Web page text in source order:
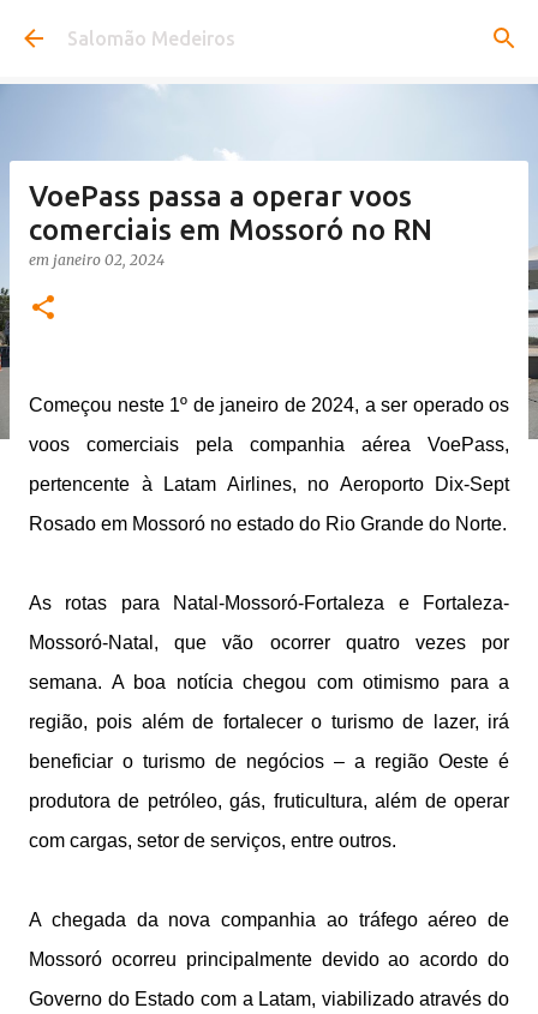
Pular para o conteúdo principal
Salomão Medeiros
VoePass passa a operar voos
comerciais em Mossoró no RN
em janeiro 02, 2024
Começou neste 1º de janeiro de 2024, a ser operado os
voos comerciais pela companhia aérea VoePass,
pertencente à Latam Airlines, no Aeroporto Dix-Sept
Rosado em Mossoró no estado do Rio Grande do Norte.
As rotas para Natal-Mossoró-Fortaleza e Fortaleza-
Mossoró-Natal, que vão ocorrer quatro vezes por
semana. A boa notícia chegou com otimismo para a
região, pois além de fortalecer o turismo de lazer, irá
beneficiar o turismo de negócios – a região Oeste é
produtora de petróleo, gás, fruticultura, além de operar
com cargas, setor de serviços, entre outros.
A chegada da nova companhia ao tráfego aéreo de
Mossoró ocorreu principalmente devido ao acordo do
Governo do Estado com a Latam, viabilizado através do